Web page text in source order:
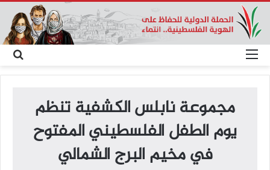
عن
القائمة
مجموعة نابلس الكشفية تنظم
يوم الطفل الفلسطيني المفتوح
في مخيم البرج الشمالي